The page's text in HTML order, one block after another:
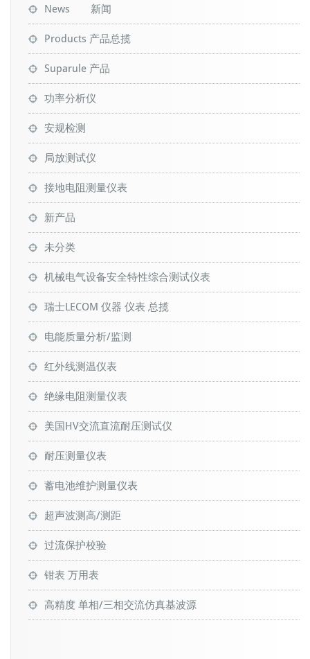
News 新闻
Products 产品总揽
Suparule 产品
功率分析仪
安规检测
局放测试仪
接地电阻测量仪表
新产品
未分类
机械电气设备安全特性综合测试仪表
瑞士LECOM 仪器 仪表 总揽
电能质量分析/监测
红外线测温仪表
绝缘电阻测量仪表
美国HV交流直流耐压测试仪
耐压测量仪表
蓄电池维护测量仪表
超声波测高/测距
过流保护校验
钳表 万用表
高精度 单相/三相交流仿真基波源